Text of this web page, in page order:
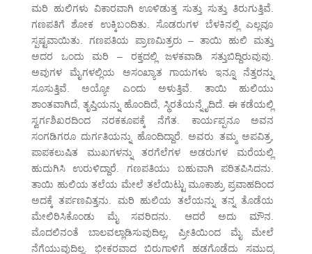
ಮರಿ ಹುಲಿಗಳು ವಿಕಾರವಾಗಿ ಊಳಿಡುತ್ತ ಸುತ್ತು ಸುತ್ತು ತಿರುಗುತ್ತಿವೆ.
ಗಣಪತಿಗೆ ಶೋಕ ಉಕ್ಕಿಬಂದಿತು. ಸೊಡರುಗಳ ಬೆಳಕಿನಲ್ಲಿ ಎಲ್ಲವೂ
ಸ್ಪಷ್ಟವಾಯಿತು. ಗಣಪತಿಯ ಪ್ರಾಣಮಿತ್ರರು – ತಾಯಿ ಹುಲಿ ಮತ್ತು
ಅದರ ಒಂದು ಮರಿ – ರಕ್ತದಲ್ಲಿ ಜಳಕವಾಡಿ ಸತ್ತುಬಿದ್ದಿರುವುವು.
ಅವುಗಳ ಮೈಗಳಲ್ಲಿಯ ಅಸಂಖ್ಯಾತ ಗಾಯಗಳು ಇನ್ನೂ ನೆತ್ತರನ್ನು
ಸೂಸುತ್ತಿವೆ. ಅಯ್ಯೋ ಎಂದು ಅಳುತ್ತಿವೆ. ತಾಯಿ ಹುಲಿಯು
ಶಾಂತವಾಗಿದೆ, ತೃಪ್ತಿಯನ್ನು ಹೊಂದಿದೆ, ಸ್ಥಿರತೆಯನ್ನೈದಿದೆ. ಈ ಕಡೆಯಲ್ಲಿ
ಸ್ವರ್ಗಶಿಖರದಿಂದ ನರಕಕೂಪಕ್ಕೆ ನೆಗೆತ. ಕಾರ್ಯಪ್ಪನೂ ಅವನ
ಸಂಗಡಿಗರೂ ದುರ್ಗತಿಯನ್ನು ಹೊಂದಿದ್ದಾರೆ. ಅವರು ತಮ್ಮ ಅಪವಿತ್ರ,
ಪಾಪಕಲುಷಿತ ಮುಖಗಳನ್ನು ತರಗೆಲೆಗಳ ಅಡರುಗಳ ಮರೆಯಲ್ಲಿ
ಹುದುಗಿಸಿ ಉರುಳಿದ್ದಾರೆ. ಗಣಪತಿಯು ಬಹುವಾಗಿ ಪರಿತಪಿಸಿದನು.
ತಾಯಿ ಹುಲಿಯ ತಲೆಯ ಮೇಲೆ ತಲೆಯಿಟ್ಟು ಮೂಕಾಶ್ರು ಪ್ರವಾಹದಿಂದ
ಅದಕ್ಕೆ ತರ್ಪಣವಿತ್ತನು. ಮರಿ ಹುಲಿಯ ತಲೆಯನ್ನು ತನ್ನ ತೊಡೆಯ
ಮೇಲಿರಿಸಿಕೊಂಡು ಮೈ ಸವರಿದನು. ಆದರೆ ಅದು ಮೌನ.
ಮೊದಲಿನಂತೆ ಬಾಲವಲ್ಲಾಡಿಸುವುದಿಲ್ಲ, ಪ್ರೀತಿಯಿಂದ ಮೈ ಮೇಲೆ
ನೆಗೆಯುವುದಿಲ್ಲ. ಭೀಕರವಾದ ಬಿರುಗಾಳಿಗೆ ಹಡಗೊಡೆದು ಸಮುದ್ರ